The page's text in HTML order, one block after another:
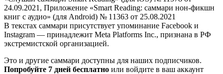
24.09.2021, Приложение «Smart Reading: саммари нон-фикшн
книг с аудио» (для Android) № 11363 от 25.08.2021
В текстах саммари присутствует упоминание Facebook и
Instagram — принадлежит Meta Platforms Inc., признана в РФ
экстремистской организацией.
Это и другие саммари доступны для наших подписчиков.
Попробуйте 7 дней бесплатно или войдите в ваш аккаунт